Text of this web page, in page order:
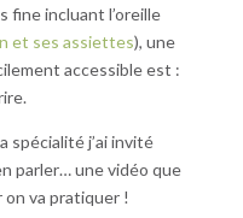
fine incluant l’oreille
et ses assiettes), une
accessible est :
spécialité j’ai invité
parler… une vidéo que
on va pratiquer !